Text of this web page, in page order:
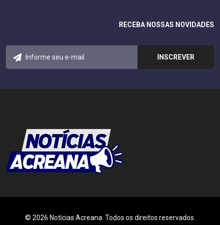
RECEBA NOSSAS NOVIDADES
© 2026 Notícias Acreana. Todos os direitos reservados.